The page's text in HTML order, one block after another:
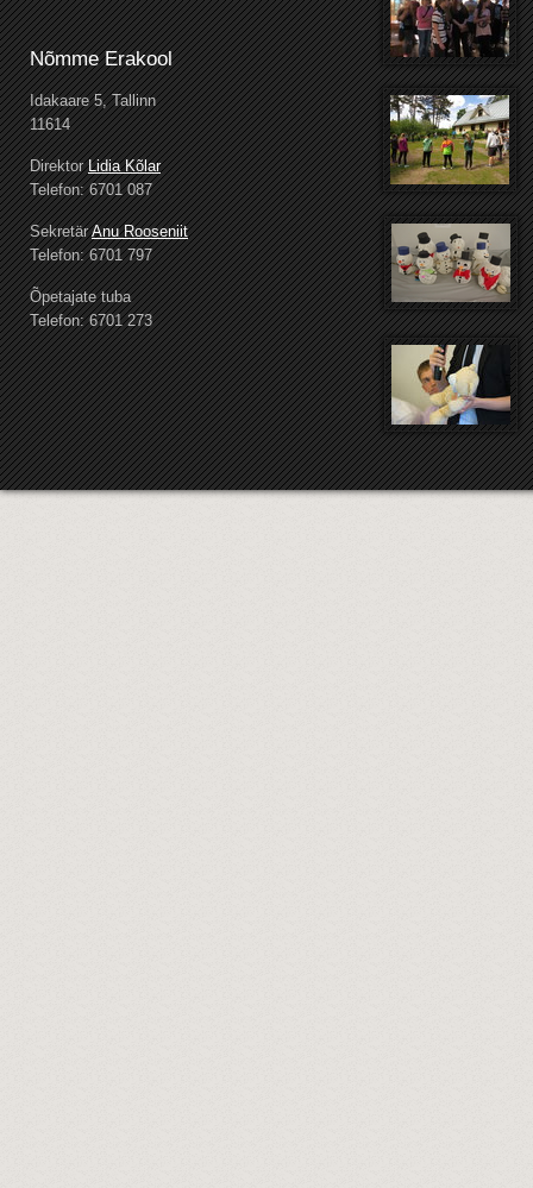
Nõmme Erakool
Idakaare 5, Tallinn
11614
DirektorLidia Kõlar
Telefon: 6701 087
SekretärAnu Rooseniit
Telefon: 6701 797
Õpetajate tuba
Telefon: 6701 273